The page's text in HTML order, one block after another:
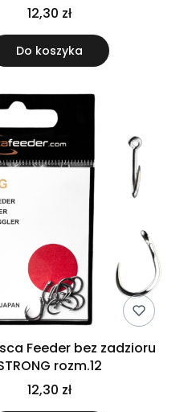
12,30 zł
Do koszyka
Feeder bez zadzioru
rozm.12
12,30 zł